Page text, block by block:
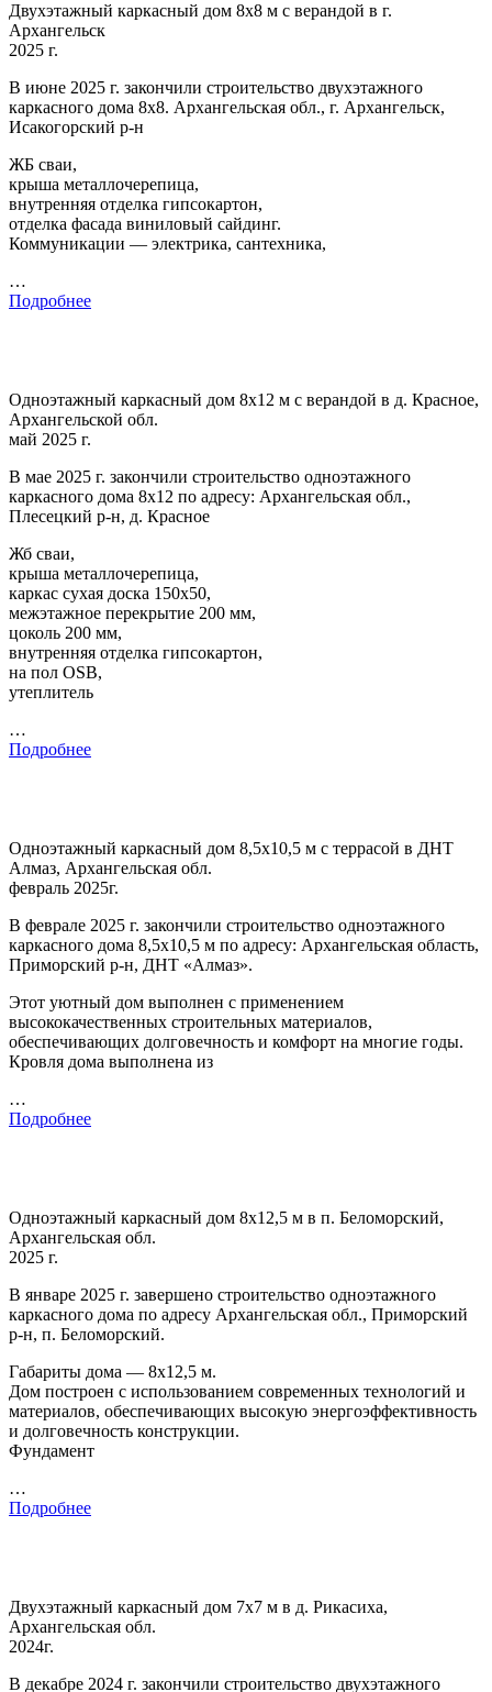
Двухэтажный каркасный дом 8х8 м с верандой в г.
Архангельск
2025 г.
В июне 2025 г. закончили строительство двухэтажного
каркасного дома 8х8. Архангельская обл., г. Архангельск,
Исакогорский р-н
ЖБ сваи,
крыша металлочерепица,
внутренняя отделка гипсокартон,
отделка фасада виниловый сайдинг.
Коммуникации — электрика, сантехника,
…
Подробнее
Одноэтажный каркасный дом 8х12 м с верандой в д. Красное,
Архангельской обл.
май 2025 г.
В мае 2025 г. закончили строительство одноэтажного
каркасного дома 8х12 по адресу: Архангельская обл.,
Плесецкий р-н, д. Красное
Жб сваи,
крыша металлочерепица,
каркас сухая доска 150х50,
межэтажное перекрытие 200 мм,
цоколь 200 мм,
внутренняя отделка гипсокартон,
на пол OSB,
утеплитель
…
Подробнее
Одноэтажный каркасный дом 8,5х10,5 м с террасой в ДНТ
Алмаз, Архангельская обл.
февраль 2025г.
В феврале 2025 г. закончили строительство одноэтажного
каркасного дома 8,5х10,5 м по адресу: Архангельская область,
Приморский р-н, ДНТ «Алмаз».
Этот уютный дом выполнен с применением
высококачественных строительных материалов,
обеспечивающих долговечность и комфорт на многие годы.
Кровля дома выполнена из
…
Подробнее
Одноэтажный каркасный дом 8х12,5 м в п. Беломорский,
Архангельская обл.
2025 г.
В январе 2025 г. завершено строительство одноэтажного
каркасного дома по адресу Архангельская обл., Приморский
р-н, п. Беломорский.
Габариты дома — 8х12,5 м.
Дом построен с использованием современных технологий и
материалов, обеспечивающих высокую энергоэффективность
и долговечность конструкции.
Фундамент
…
Подробнее
Двухэтажный каркасный дом 7х7 м в д. Рикасиха,
Архангельская обл.
2024г.
В декабре 2024 г. закончили строительство двухэтажного